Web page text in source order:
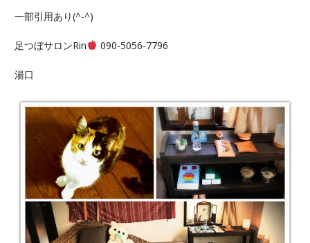
一部引用あり(^-^)
足つぼサロンRin 090-5056-7796
湯口